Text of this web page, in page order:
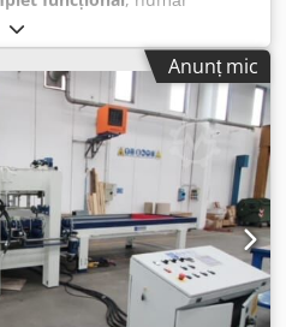
presă pentru producția
Stavelse Metaalbouw.
de apăsare de până la 50
elementelor, cu dimensiuni
de parcare - sistem de
Rsdhea - utilaj pentru
pentru etichete Mașina
și foarte puțin
Anunț mic